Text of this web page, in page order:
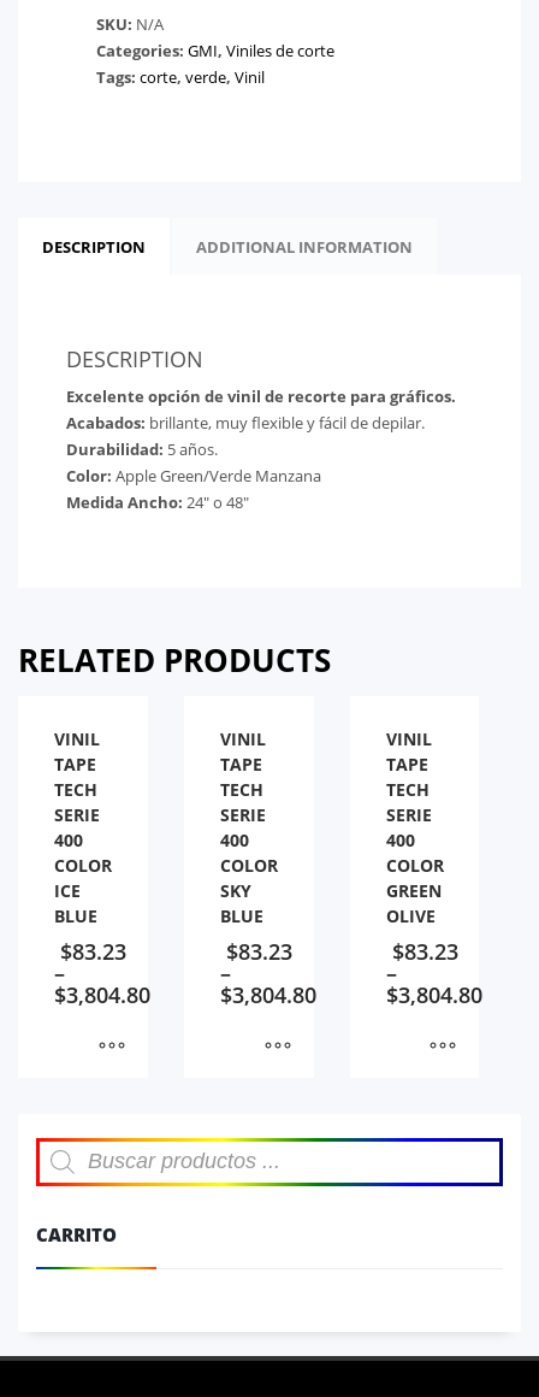
Color
Apple
Green
SKU: N/A
Categories: GMI, Viniles de corte
Tags: corte, verde, Vinil
DESCRIPTION ADDITIONAL INFORMATION
DESCRIPTION
Excelente opción de vinil de recorte para gráficos.
Acabados: brillante, muy flexible y fácil de depilar.
Durabilidad: 5 años.
Color: Apple Green/Verde Manzana
Medida Ancho: 24″ o 48″
RELATED PRODUCTS
VINIL
TAPE
TECH
SERIE
400
COLOR
ICE
BLUE
$83.23
–
$3,804.80
VINIL
TAPE
TECH
SERIE
400
COLOR
SKY
BLUE
$83.23
–
$3,804.80
VINIL
TAPE
TECH
SERIE
400
COLOR
GREEN
OLIVE
$83.23
–
$3,804.80
Búsqueda
de
productos
CARRITO